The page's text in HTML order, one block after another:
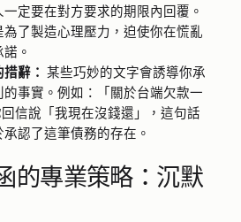
定要在對方要求的期限內回覆。
了製造心理壓力，迫使你在慌亂
。
辭： 某些巧妙的文字會誘導你承
事實。例如：「關於台端欠款一
信說「我現在沒錢還」，這句話
認了這筆債務的存在。
的專業策略：沉默